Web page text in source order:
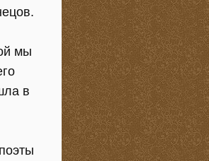
мы
в